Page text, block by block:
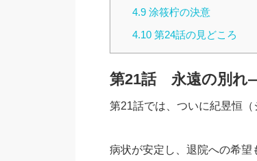
4.9 涂筱柠の決意
4.10 第24話の見どころ
第21話 永遠の別れ
第21話では、ついに紀昱恒（
病状が安定し、退院への希望